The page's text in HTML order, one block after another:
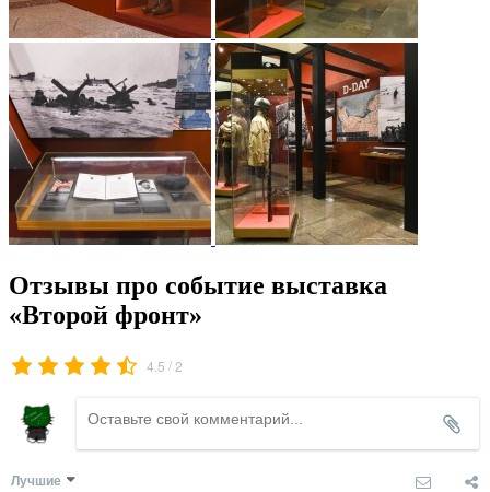
Отзывы про событие выставка
«Второй фронт»
4.5 /2
Лучшие